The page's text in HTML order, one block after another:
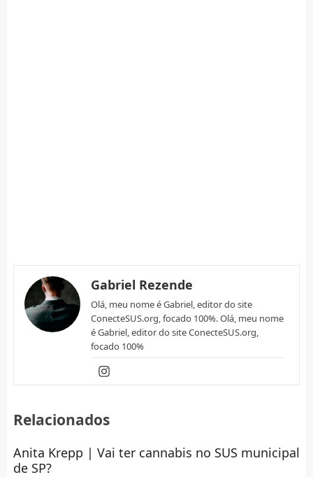
Gabriel Rezende
Olá, meu nome é Gabriel, editor do site
ConecteSUS.org, focado 100%. Olá, meu nome
é Gabriel, editor do site ConecteSUS.org,
focado 100%
Relacionados
Anita Krepp | Vai ter cannabis no SUS municipal
de SP?